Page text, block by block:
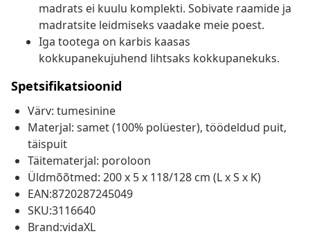
madrats ei kuulu komplekti. Sobivate raamide ja
madratsite leidmiseks vaadake meie poest.
Iga tootega on karbis kaasas
kokkupanekujuhend lihtsaks kokkupanekuks.
Spetsifikatsioonid
Värv: tumesinine
Materjal: samet (100% polüester), töödeldud puit,
täispuit
Täitematerjal: poroloon
Üldmõõtmed: 200 x 5 x 118/128 cm (L x S x K)
EAN:8720287245049
SKU:3116640
Brand:vidaXL